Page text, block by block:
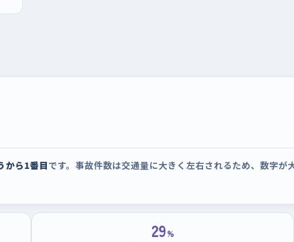
直しても後ろから急かされることがない。
から1番目です。事故件数は交通量に大きく左右されるため、数字
29%